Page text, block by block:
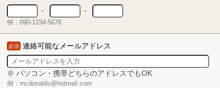
-
-
例：090-1234-5678
必須 連絡可能なメールアドレス
※ パソコン・携帯どちらのアドレスでもOK
例：mcdonalds@hotmail.com